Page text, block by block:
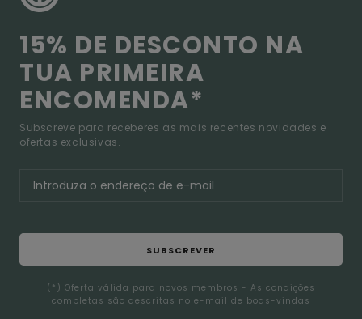
15% DE DESCONTO NA
TUA PRIMEIRA
ENCOMENDA*
Subscreve para receberes as mais recentes novidades e
ofertas exclusivas.
SUBSCREVER
(*) Oferta válida para novos membros - As condições
completas são descritas no e-mail de boas-vindas